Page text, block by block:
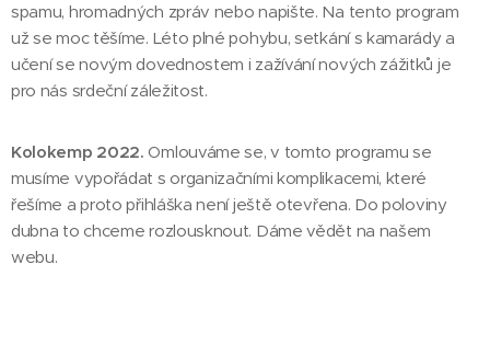
spamu, hromadných zpráv nebo napište. Na tento program
už se moc těšíme. Léto plné pohybu, setkání s kamarády a
učení se novým dovednostem i zažívání nových zážitků je
pro nás srdeční záležitost.
Kolokemp 2022. Omlouváme se, v tomto programu se
musíme vypořádat s organizačními komplikacemi, které
řešíme a proto přihláška není ještě otevřena. Do poloviny
dubna to chceme rozlousknout. Dáme vědět na našem
webu.